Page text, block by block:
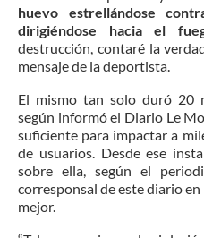
huevo estrellándose
dirigiéndose hacia el
destrucción, contaré la
mensaje de la deportista.
El mismo tan solo duró 20
según informó el Diario Le
suficiente para impactar a
de usuarios. Desde ese
sobre ella, según el
corresponsal de este diario
mejor.